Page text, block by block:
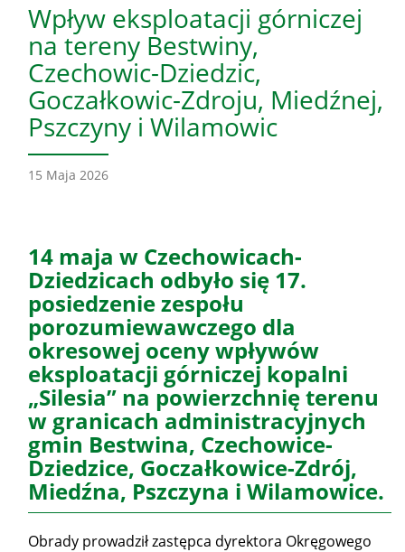
Wpływ eksploatacji górniczej
na tereny Bestwiny,
Czechowic-Dziedzic,
Goczałkowic-Zdroju, Miedźnej,
Pszczyny i Wilamowic
15 Maja 2026
14 maja w Czechowicach-
Dziedzicach odbyło się 17.
posiedzenie zespołu
porozumiewawczego dla
okresowej oceny wpływów
eksploatacji górniczej kopalni
„Silesia” na powierzchnię terenu
w granicach administracyjnych
gmin Bestwina, Czechowice-
Dziedzice, Goczałkowice-Zdrój,
Miedźna, Pszczyna i Wilamowice.
Obrady prowadził zastępca dyrektora Okręgowego